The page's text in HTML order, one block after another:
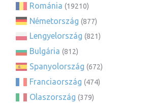
Románia (19210)
Németország (877)
Lengyelország (821)
Bulgária (812)
Spanyolország (672)
Franciaország (474)
Olaszország (379)